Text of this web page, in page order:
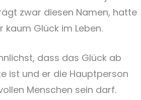
zwar diesen Namen, hatte
kaum Glück im Leben.
dass das Glück ab
ist und er die Hauptperson
Menschen sein darf.